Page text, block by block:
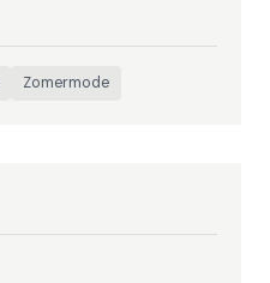
Zomermode